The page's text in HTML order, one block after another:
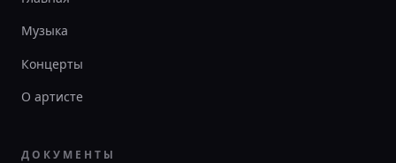
Музыка
Концерты
О артисте
ДОКУМЕНТЫ